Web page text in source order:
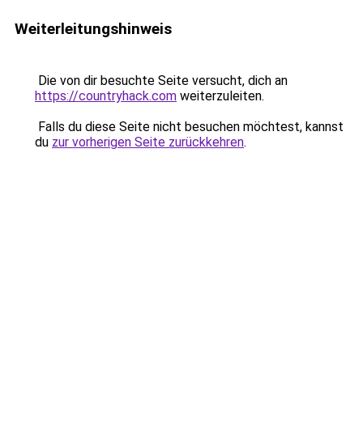
Weiterleitungshinweis
Die von dir besuchte Seite versucht, dich an
https://countryhack.com weiterzuleiten.
Falls du diese Seite nicht besuchen möchtest, kannst
du zur vorherigen Seite zurückkehren.